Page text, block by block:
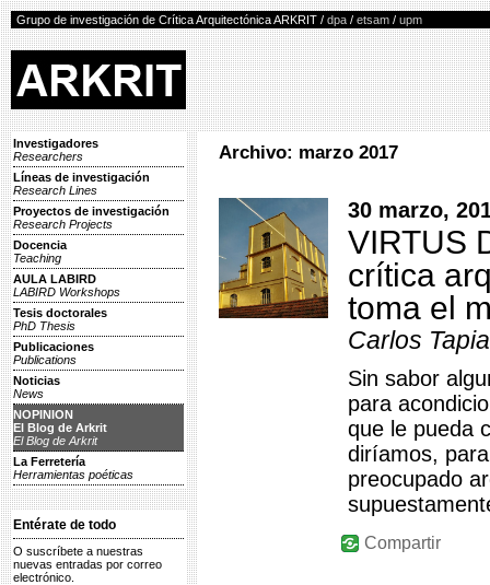
Grupo de investigación de Crítica Arquitectónica ARKRIT / dpa / etsam / upm
Investigadores
Researchers
Líneas de investigación
Research Lines
Proyectos de investigación
Research Projects
Docencia
Teaching
AULA LABIRD
LABIRD Workshops
Tesis doctorales
PhD Thesis
Publicaciones
Publications
Noticias
News
NOPINION
El Blog de Arkrit
El Blog de Arkrit
La Ferretería
Herramientas poéticas
Entérate de todo
O suscríbete a nuestras
nuevas entradas por correo
electrónico.
Archivo: marzo 2017
30 marzo,
VIRTUS
crítica
toma el
Carlos
Sin sabor
para
que le pueda
diríamos,
preocupado
Compartir